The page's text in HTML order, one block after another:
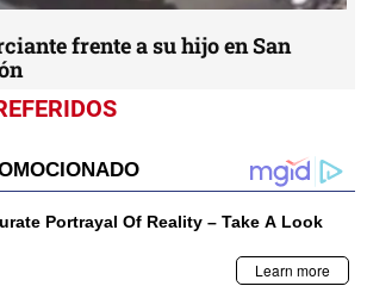
frente a su hijo en San